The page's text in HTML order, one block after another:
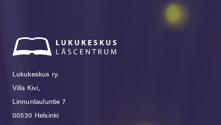
Lukukeskus ry.
Villa Kivi,
Linnunlauluntie 7
00530 Helsinki